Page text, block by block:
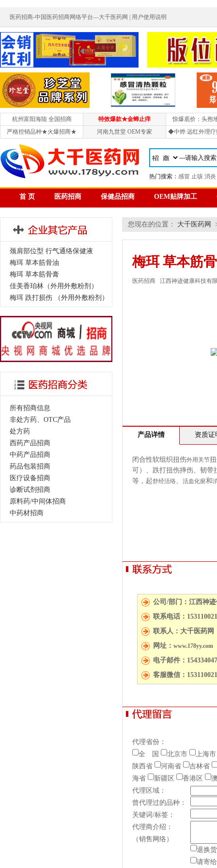
医药招商-中国医药招商网络平台—大千医药网 | 用户使用说明
杭州富阳海陆 全国招商 特效爆款★金蝉止痒
惊爆底价：头孢
严格控销品种★火爆招商★
河南九世堂 OEM专家 ◆中烨 远红外理疗
热门搜索： 感冒 止咳 消炎
首 页 医药招商 保健品招商 OEM贴牌加工
颈肩部位型 行气通络保健液
梅珥 草本筋骨油
梅珥 草本筋骨膏
佳美香珀林（外用外敷粉剂）
梅珥 跌打损伤 （外用外敷粉剂）
所有招商信息
非处方药、OTC产品
处方药
西药产品招商
中药产品招商
药品包装招商
医疗设备招商
诊断试剂招商
原料药/中间体招商
中药材招商
您现在的位置： 大千医药网
梅珥 草本筋
医药招商 江西神迹健康科技有
产品详情 资质证
闭合性软组织扭伤外用 关节
可）、跌打扭伤摔伤、韧带
等，起舒经活络、 活血化瘀和
公司/部门：江西神
联系电话：
联系人：大千医药网
网址： www.178yy.com
电子邮件：
客服微信：
代理省份：
全 国
北京市
上海市
陕西省
河南省
吉林省
海省
新疆区 香港区
代理区域：
曾代理过的品种：
关键词/标签：
代理商介绍：
（销售网络）
退换
请寄